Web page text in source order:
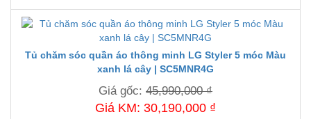
Tủ chăm sóc quần áo thông minh LG Styler 5 móc Màu
xanh lá cây | SC5MNR4G
Giá gốc: 45,990,000 ₫
Giá KM: 30,190,000 ₫